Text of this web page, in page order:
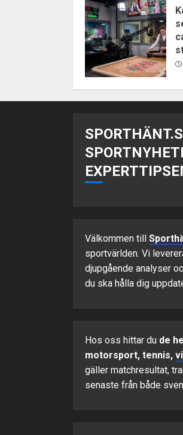
Välkommen till
sportvärlden. Vi
djupgående analyser
du ska hålla dig
Hos oss hittar du de
motorsport, tennis,
gäller matchresultat,
senaste från både